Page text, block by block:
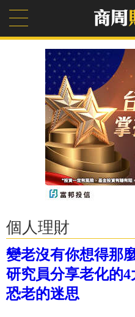
個人理財
變老沒有你想得那
研究員分享老化的
恐老的迷思